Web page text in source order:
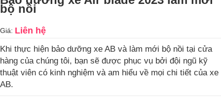
bộ nồi
Giá: Liên hệ
Khi thực hiện bảo dưỡng xe AB và làm mới bộ nồi tại cửa
hàng của chúng tôi, bạn sẽ được phục vụ bởi đội ngũ kỹ
thuật viên có kinh nghiệm và am hiểu về mọi chi tiết của xe
AB.